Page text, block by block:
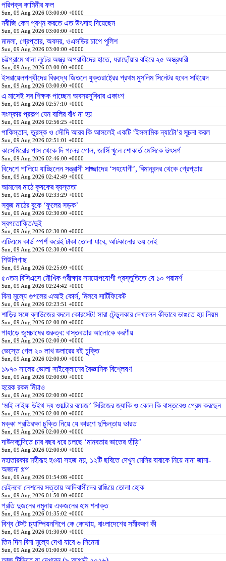
পরিপক্ব কামিনীর ফল
Sun, 09 Aug 2026 03:00:00 +0000
নবীজি কেন প্রশ্ন করতে এত উৎসাহ দিয়েছেন
Sun, 09 Aug 2026 03:00:00 +0000
মামলা, গ্রেপ্তার, অবসর, ওএসডির চাপে পুলিশ
Sun, 09 Aug 2026 03:00:00 +0000
চট্টগ্রামে থানা লুটের অস্ত্র অপরাধীদের হাতে, ধরাছোঁয়ার বাইরে ২৫ অস্ত্রধারী
Sun, 09 Aug 2026 03:00:00 +0000
ইসরায়েলপন্থীদের বিরুদ্ধে জিতলে যুক্তরাষ্ট্রের প্রথম মুসলিম সিনেটর হবেন সাইয়েদ
Sun, 09 Aug 2026 03:00:00 +0000
এ মাসেই সব শিক্ষক পাচ্ছেন অবসরসুবিধার একাংশ
Sun, 09 Aug 2026 02:57:10 +0000
সংস্কার প্রকল্প যেন বালির বাঁধ না হয়
Sun, 09 Aug 2026 02:56:25 +0000
পাকিস্তান, তুরস্ক ও সৌদি আরব কি আসলেই একটি ‘ইসলামিক ন্যাটো’র সূচনা করল
Sun, 09 Aug 2026 02:51:01 +0000
কাসেমিরোর পাস থেকে দি পলের গোল, জার্সি খুলে শোকার্ত মেসিকে উৎসর্গ
Sun, 09 Aug 2026 02:46:00 +0000
বিদেশে পালিয়ে যাচ্ছিলেন সন্ত্রাসী সাজ্জাদের ‘সহযোগী’, বিমানবন্দর থেকে গ্রেপ্তার
Sun, 09 Aug 2026 02:42:49 +0000
আমনের মাঠে কৃষকের ব্যস্ততা
Sun, 09 Aug 2026 02:33:29 +0000
সবুজ মাঠের বুকে ‘ফুলের সড়ক’
Sun, 09 Aug 2026 02:30:00 +0000
স্বগতোক্তি/দুই
Sun, 09 Aug 2026 02:30:00 +0000
এটিএমে কার্ড স্পর্শ করেই টাকা তোলা যাবে, আটকানোর ভয় নেই
Sun, 09 Aug 2026 02:30:00 +0000
শিউলিগাছ
Sun, 09 Aug 2026 02:25:09 +0000
৫০তম বিসিএসে মৌখিক পরীক্ষার সময়োপযোগী প্রস্তুতিতে যে ১০ পরামর্শ
Sun, 09 Aug 2026 02:24:42 +0000
বিনা মূল্যে গুগলের এআই কোর্স, মিলবে সার্টিফিকেট
Sun, 09 Aug 2026 02:23:51 +0000
শাড়ির সঙ্গে ব্লাউজের বদলে কোরসেট! সারা টেন্ডুলকার দেখালেন কীভাবে ভাঙতে হয় নিয়ম
Sun, 09 Aug 2026 02:00:00 +0000
পাহাড়ে জুমচাষের গুরুত্ব: বাস্তবতার আলোকে করণীয়
Sun, 09 Aug 2026 02:00:00 +0000
ভেস্তে গেল ২০ লাখ ডলারের বই চুক্তি
Sun, 09 Aug 2026 02:00:00 +0000
১৯৭০ সালের ভোলা সাইক্লোনের বৈজ্ঞানিক বিশ্লেষণ
Sun, 09 Aug 2026 02:00:00 +0000
হরেক রকম মিঁয়াও
Sun, 09 Aug 2026 02:00:00 +0000
‘মাই লাইফ উইথ দ্য ওয়াল্টার বয়েজ’ সিরিজের জ্যাকি ও কোল কি বাস্তবেও প্রেম করছেন
Sun, 09 Aug 2026 02:00:00 +0000
মক্কা প্রতিরক্ষা চুক্তি নিয়ে যে কারণে দুশ্চিন্তায় ভারত
Sun, 09 Aug 2026 02:00:00 +0000
দাউদকান্দিতে চার বছর ধরে চলছে ‘মানবতার ভাতের হাঁড়ি’
Sun, 09 Aug 2026 02:00:00 +0000
মহাতারকার মহীরূহ হওয়া সহজ নয়, ১২টি ছবিতে দেখুন মেসির বাবাকে নিয়ে নানা জানা-
অজানা গল্প
Sun, 09 Aug 2026 01:54:08 +0000
রেইনবো নেশনের সত্তায় আদিবাসীদের রাঙিয়ে তোলা হোক
Sun, 09 Aug 2026 01:50:00 +0000
প্রতি দুজনের নমুনায় একজনের হাম শনাক্ত
Sun, 09 Aug 2026 01:35:02 +0000
বিশ্ব টেস্ট চ্যাম্পিয়নশিপে কে কোথায়, বাংলাদেশের সমীকরণ কী
Sun, 09 Aug 2026 01:30:00 +0000
তিন দিন বিনা মূল্যে দেখা যাবে ৬ সিনেমা
Sun, 09 Aug 2026 01:00:00 +0000